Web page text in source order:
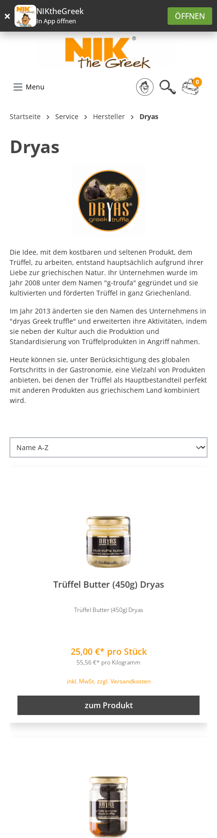
springen
× NIKtheGreek
In App öffnen ÖFFNEN
Menu
0
Startseite Service Hersteller Dryas
Dryas
Die Idee, mit dem kostbaren und seltenen Produkt, dem
Trüffel, zu arbeiten, entstand hauptsächlich aufgrund ihrer
Liebe zur griechischen Natur. Ihr Unternehmen wurde im
Jahr 2008 unter dem Namen "g-troufa" gegründet und sie
kultivierten und förderten Trüffel in ganz Griechenland.
Im Jahr 2013 änderten sie den Namen des Unternehmens in
"dryas Greek truffle" und erweiterten ihre Aktivitäten, indem
sie neben der Kultur auch die Produktion und
Standardisierung von Trüffelprodukten in Angriff nahmen.
Heute können sie, unter Berücksichtigung des globalen
Fortschritts in der Gastronomie, eine Vielzahl von Produkten
anbieten, bei denen der Trüffel als Hauptbestandteil perfekt
mit anderen Produkten aus griechischem Land kombiniert
wird.
Trüffel Butter (450g) Dryas
Trüffel Butter (450g) Dryas
25,00 €* pro Stück
55,56 €* pro Kilogramm
inkl. MwSt. zzgl. Versandkosten
zum Produkt